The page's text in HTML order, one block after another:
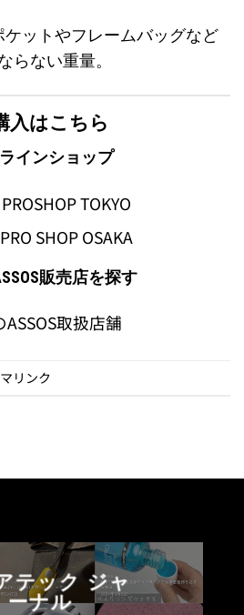
ケットやフレームバッグなど
らない重量。
入はこちら
インショップ
TOKYO
SHOP OSAKA
販売店を探す
ASSOS取扱店舗
リンク
テック ジャ
ーナル